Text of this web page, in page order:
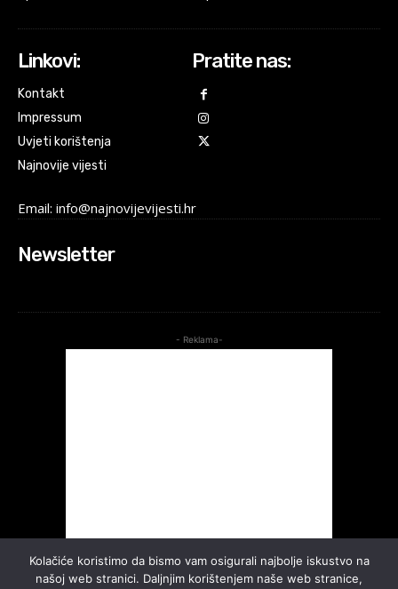
Linkovi:
Kontakt
Impressum
Uvjeti korištenja
Najnovije vijesti
Pratite nas:
Email: info@najnovijevijesti.hr
Newsletter
- Reklama-
Kolačiće koristimo da bismo vam osigurali najbolje iskustvo na
našoj web stranici. Daljnjim korištenjem naše web stranice,